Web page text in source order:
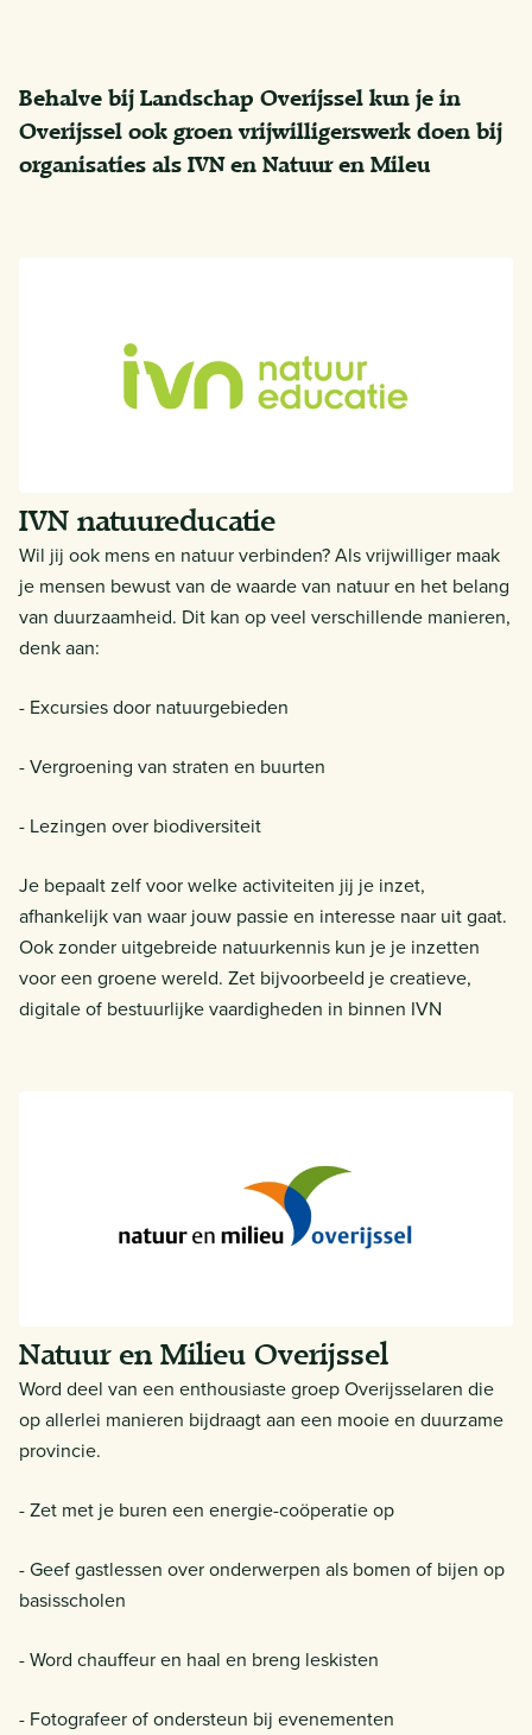
Behalve bij Landschap Overijssel kun je in
Overijssel ook groen vrijwilligerswerk doen bij
organisaties als IVN en Natuur en Mileu
IVN natuureducatie
Wil jij ook mens en natuur verbinden? Als vrijwilliger maak
je mensen bewust van de waarde van natuur en het belang
van duurzaamheid. Dit kan op veel verschillende manieren,
denk aan:
- Excursies door natuurgebieden
- Vergroening van straten en buurten
- Lezingen over biodiversiteit
Je bepaalt zelf voor welke activiteiten jij je inzet,
afhankelijk van waar jouw passie en interesse naar uit gaat.
Ook zonder uitgebreide natuurkennis kun je je inzetten
voor een groene wereld. Zet bijvoorbeeld je creatieve,
digitale of bestuurlijke vaardigheden in binnen IVN
Natuur en Milieu Overijssel
Word deel van een enthousiaste groep Overijsselaren die
op allerlei manieren bijdraagt aan een mooie en duurzame
provincie.
- Zet met je buren een energie-coöperatie op
- Geef gastlessen over onderwerpen als bomen of bijen op
basisscholen
- Word chauffeur en haal en breng leskisten
- Fotografeer of ondersteun bij evenementen